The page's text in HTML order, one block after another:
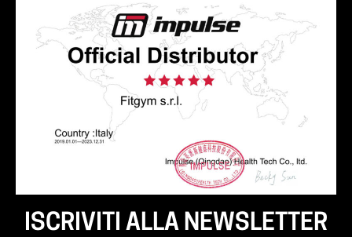
ISCRIVITI ALLA NEWSLETTER